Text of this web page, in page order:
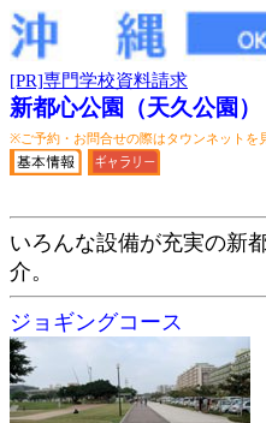
[PR]専門学校資料請求
新都心公園（天久公園）
※ご予約・お問合せの際はタウンネットを
いろんな設備が充実の新
介。
ジョギングコース